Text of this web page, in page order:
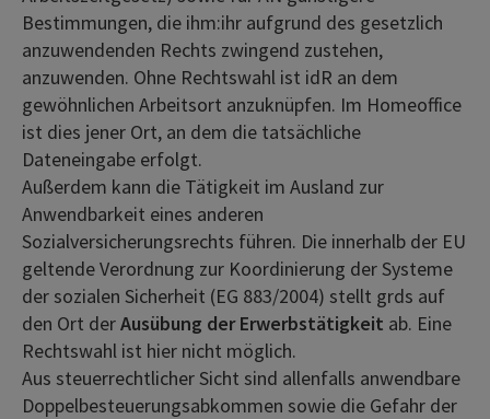
Bestimmungen, die ihm:ihr aufgrund des gesetzlich
anzuwendenden Rechts zwingend zustehen,
anzuwenden. Ohne Rechtswahl ist idR an dem
gewöhnlichen Arbeitsort anzuknüpfen. Im Homeoffice
ist dies jener Ort, an dem die tatsächliche
Dateneingabe erfolgt.
Außerdem kann die Tätigkeit im Ausland zur
Anwendbarkeit eines anderen
Sozialversicherungsrechts führen. Die innerhalb der EU
geltende Verordnung zur Koordinierung der Systeme
der sozialen Sicherheit (EG 883/2004) stellt grds auf
den Ort derAusübung der Erwerbstätigkeit ab. Eine
Rechtswahl ist hier nicht möglich.
Aus steuerrechtlicher Sicht sind allenfalls anwendbare
Doppelbesteuerungsabkommen sowie die Gefahr der